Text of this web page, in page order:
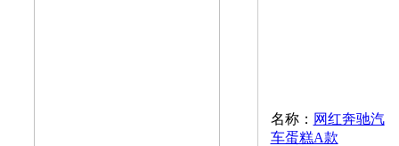
名称： 网红奔驰汽
车蛋糕A款